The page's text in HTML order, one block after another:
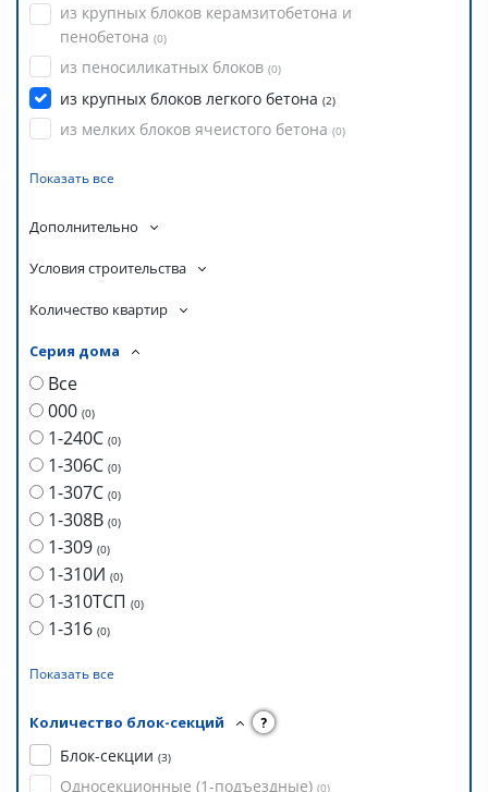
из крупных блоков керамзитобетона и
пенобетона (0)
из пеносиликатных блоков (0)
из крупных блоков легкого бетона (2)
из мелких блоков ячеистого бетона (0)
Показать все
Дополнительно
Условия строительства
Количество квартир
Серия дома
Все
000 (0)
1-240С (0)
1-306С (0)
1-307С (0)
1-308В (0)
1-309 (0)
1-310И (0)
1-310ТСП (0)
1-316 (0)
Показать все
Количество блок-секций ?
Блок-секции (3)
Односекционные (1-подъездные) (0)